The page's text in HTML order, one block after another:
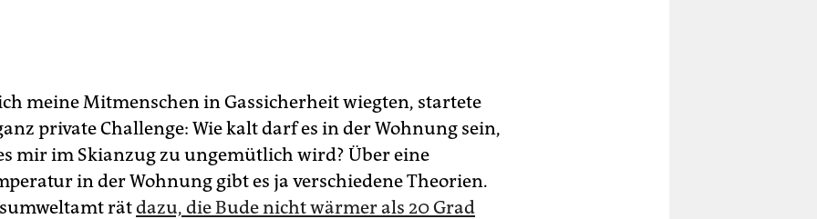
meine Mitmenschen in Gassicherheit wiegten, startete
private Challenge: Wie kalt darf es in der Wohnung sein,
mir im Skianzug zu ungemütlich wird? Über eine
in der Wohnung gibt es ja verschiedene Theorien.
rätdazu, die Bude nicht wärmer als 20 Grad